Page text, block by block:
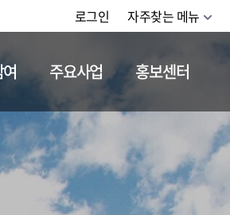
로그인 자주찾는 메뉴
채용정보
주요사업 홍보센터